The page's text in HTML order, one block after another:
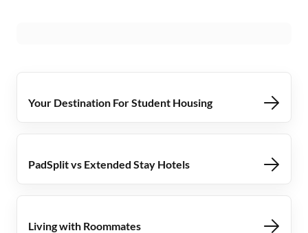
Your Destination For Student Housing
PadSplit vs Extended Stay Hotels
Living with Roommates